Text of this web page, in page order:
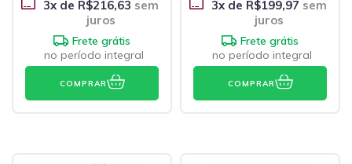
3x de R$216,63 sem
juros
Frete grátis
no período integral
COMPRAR
3x de R$199,97 sem
juros
Frete grátis
no período integral
COMPRAR